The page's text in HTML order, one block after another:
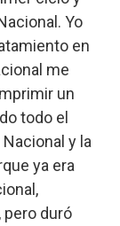
Yo
en
me
un
todo el
y la
ya era
duró